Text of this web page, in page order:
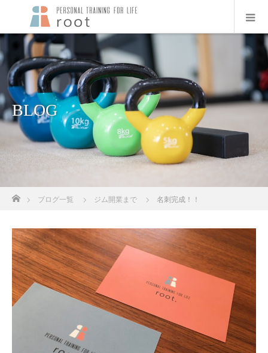
BLOG
ブログ一覧 ジム開業まで 名刺完成！！